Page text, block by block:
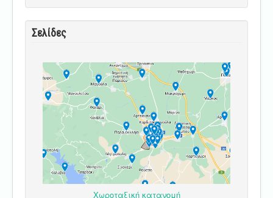
Σελίδες
Χωροταξική κατανομή